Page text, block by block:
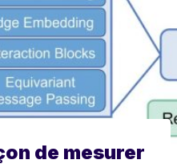
de mesurer